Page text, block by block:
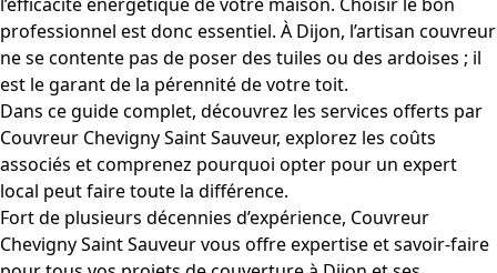
professionnel est donc essentiel. À Dijon, l’artisan couvreur
ne se contente pas de poser des tuiles ou des ardoises ; il
est le garant de la pérennité de votre toit.
Dans ce guide complet, découvrez les services offerts par
Couvreur Chevigny Saint Sauveur, explorez les coûts
associés et comprenez pourquoi opter pour un expert
local peut faire toute la différence.
Fort de plusieurs décennies d’expérience, Couvreur
Chevigny Saint Sauveur vous offre expertise et savoir-faire